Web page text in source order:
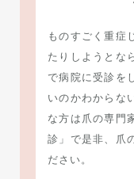
ものすごく重症
たりしようとな
で病院に受診を
いのかわからな
な方は爪の専門
診」で是非、爪
ださい。